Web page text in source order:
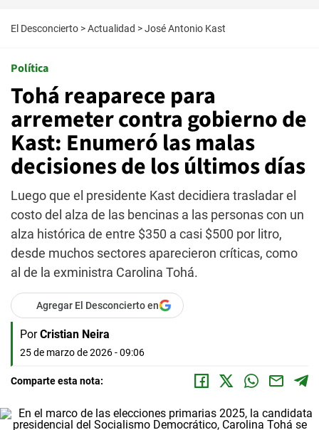
El Desconcierto >Actualidad >José Antonio Kast
Política
Tohá reaparece para
arremeter contra gobierno de
Kast: Enumeró las malas
decisiones de los últimos días
Luego que el presidente Kast decidiera trasladar el
costo del alza de las bencinas a las personas con un
alza histórica de entre $350 a casi $500 por litro,
desde muchos sectores aparecieron críticas, como
al de la exministra Carolina Tohá.
Agregar El Desconcierto en
Por Cristian Neira
25 de marzo de 2026 - 09:06
Comparte esta nota: